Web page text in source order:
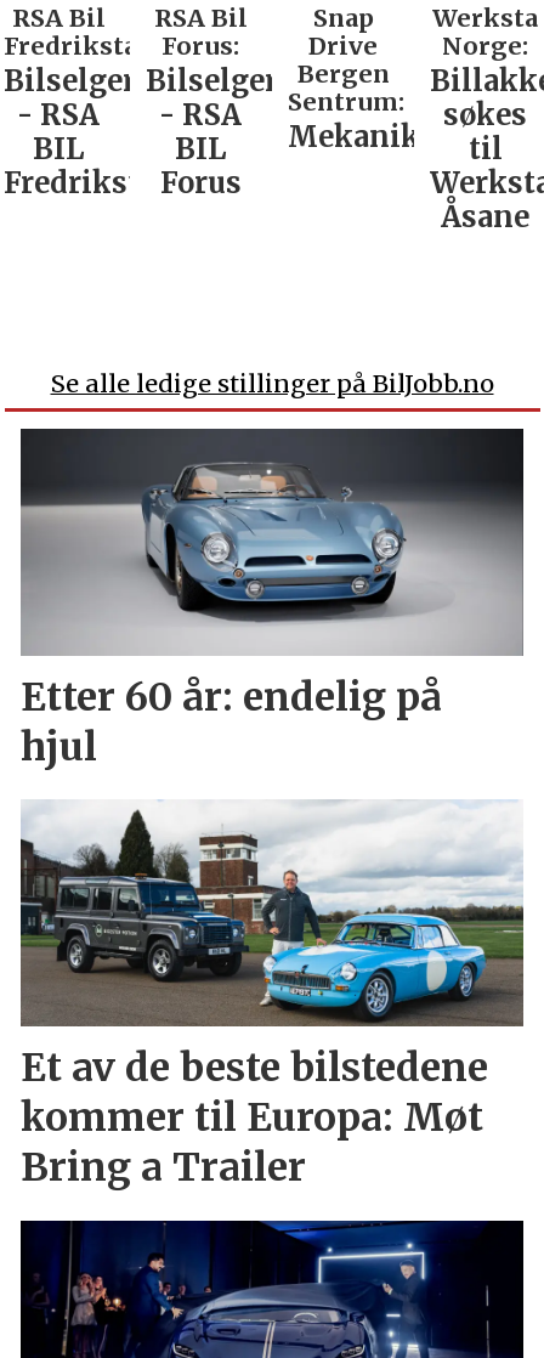
RSA Bil
Fredrikstad:
Bilselger
- RSA
BIL
Fredrikstad
RSA Bil
Forus:
Bilselger
- RSA
BIL
Forus
Snap
Drive
Bergen
Sentrum:
Mekaniker
Werksta
Norge:
søkes
til
Åsane
Se alle ledige stillinger på BilJobb.no
Etter 60 år: endelig på
hjul
Et av de beste bilstedene
kommer til Europa: Møt
Bring a Trailer